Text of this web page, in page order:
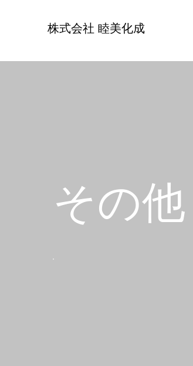
株式会社 睦美化成
その